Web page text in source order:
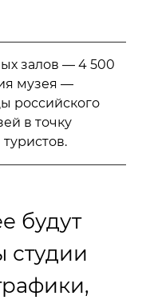
залов — 4 500
музея —
российского
в точку
будут
студии